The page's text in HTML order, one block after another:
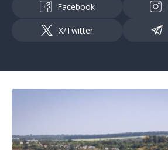
Facebook
X/Twitter